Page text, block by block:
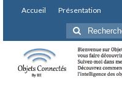
Accueil Présentation
Rechercher
: